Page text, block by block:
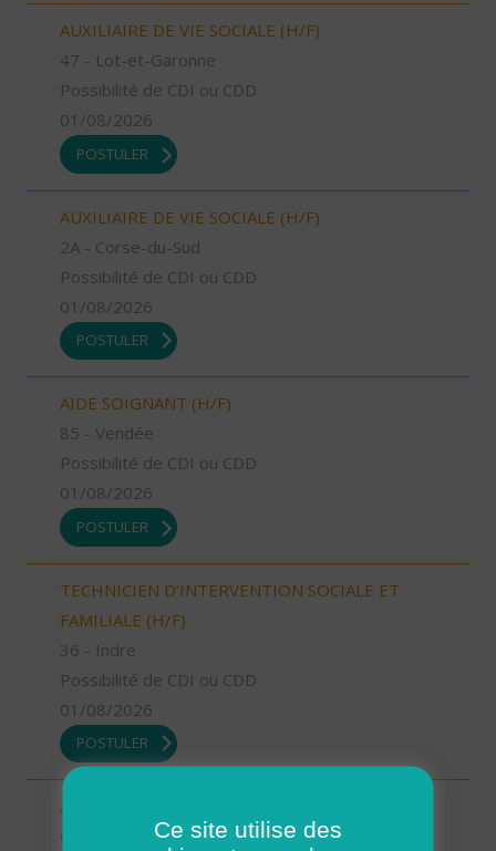
AUXILIAIRE DE VIE SOCIALE (H/F)
47 - Lot-et-Garonne
Possibilité de CDI ou CDD
01/08/2026
POSTULER
AUXILIAIRE DE VIE SOCIALE (H/F)
2A - Corse-du-Sud
Possibilité de CDI ou CDD
01/08/2026
POSTULER
AIDE SOIGNANT (H/F)
85 - Vendée
Possibilité de CDI ou CDD
01/08/2026
POSTULER
TECHNICIEN D’INTERVENTION SOCIALE ET
FAMILIALE (H/F)
36 - Indre
Possibilité de CDI ou CDD
01/08/2026
POSTULER
AIDE SOIGNANT (H/F)
06 - Alpes-MaritimesCe site utilise des